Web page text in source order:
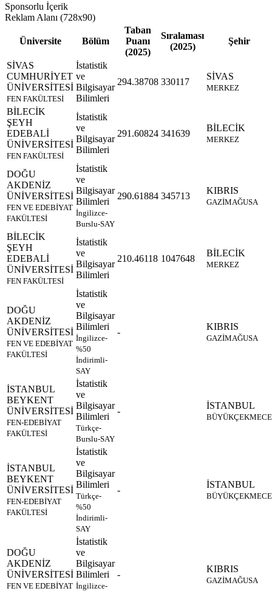
Sponsorlu İçerik
Reklam Alanı (728x90)
Üniversite Bölüm
Taban
Puanı
(2025)
Sıralaması
(2025)
Şehir
SİVAS
CUMHURİYET
ÜNİVERSİTESİ
FEN FAKÜLTESİ
İstatistik
ve
Bilgisayar
Bilimleri
294.38708 330117
SİVAS
MERKEZ
BİLECİK
ŞEYH
EDEBALİ
ÜNİVERSİTESİ
FEN FAKÜLTESİ
İstatistik
ve
Bilgisayar
Bilimleri
291.60824 341639
BİLECİK
MERKEZ
DOĞU
AKDENİZ
ÜNİVERSİTESİ
FEN VE EDEBİYAT
FAKÜLTESİ
İstatistik
ve
Bilgisayar
Bilimleri
İngilizce-
Burslu-SAY
290.61884 345713
KIBRIS
GAZİMAĞUSA
BİLECİK
ŞEYH
EDEBALİ
ÜNİVERSİTESİ
FEN FAKÜLTESİ
İstatistik
ve
Bilgisayar
Bilimleri
210.46118 1047648
BİLECİK
MERKEZ
DOĞU
AKDENİZ
ÜNİVERSİTESİ
FEN VE EDEBİYAT
FAKÜLTESİ
İstatistik
ve
Bilgisayar
Bilimleri
İngilizce-
%50
İndirimli-
SAY
-
KIBRIS
GAZİMAĞUSA
İSTANBUL
BEYKENT
ÜNİVERSİTESİ
FEN-EDEBİYAT
FAKÜLTESİ
İstatistik
ve
Bilgisayar
Bilimleri
Türkçe-
Burslu-SAY
-
İSTANBUL
BÜYÜKÇEKMECE
İSTANBUL
BEYKENT
ÜNİVERSİTESİ
FEN-EDEBİYAT
FAKÜLTESİ
İstatistik
ve
Bilgisayar
Bilimleri
Türkçe-
%50
İndirimli-
SAY
-
İSTANBUL
BÜYÜKÇEKMECE
DOĞU
AKDENİZ
ÜNİVERSİTESİ
FEN VE EDEBİYAT
İstatistik
ve
Bilgisayar
Bilimleri
İngilizce-
-
KIBRIS
GAZİMAĞUSA